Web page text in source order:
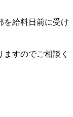
を給料日前に受け
すのでご相談く